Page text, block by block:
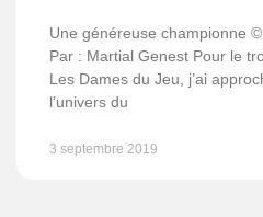
Une généreuse championne
Par : Martial Genest Pour le
Les Dames du Jeu, j’ai
l’univers du
3 septembre 2019